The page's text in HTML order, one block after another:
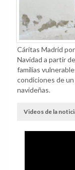
Cáritas Madrid
Navidad a partir
familias
condiciones de
navideñas.
Videos de la